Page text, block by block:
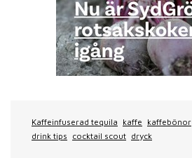
Kaffeinfuserad tequila kaffe kaffebönor
drink tips cocktail scout dryck